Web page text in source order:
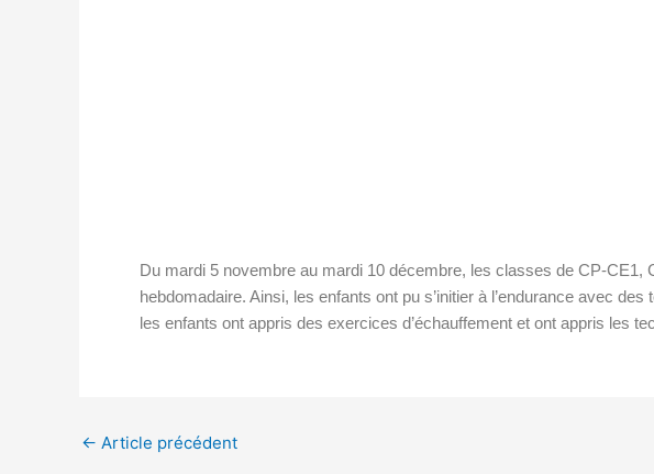
Du mardi 5 novembre au mardi 10 décembre, les classes de CP-CE1,
hebdomadaire. Ainsi, les enfants ont pu s’initier à l’endurance avec
les enfants ont appris des exercices d’échauffement et ont appris les
← Article précédent